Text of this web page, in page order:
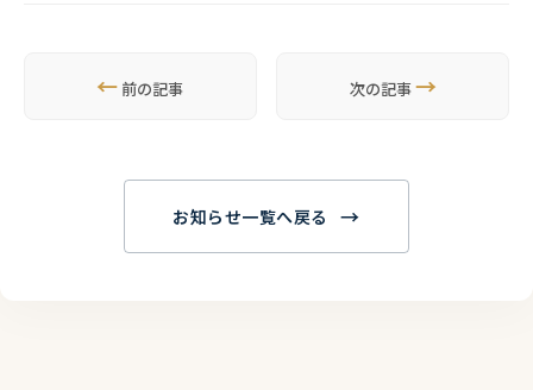
← 前の記事 次の記事→
お知らせ一覧へ戻る →